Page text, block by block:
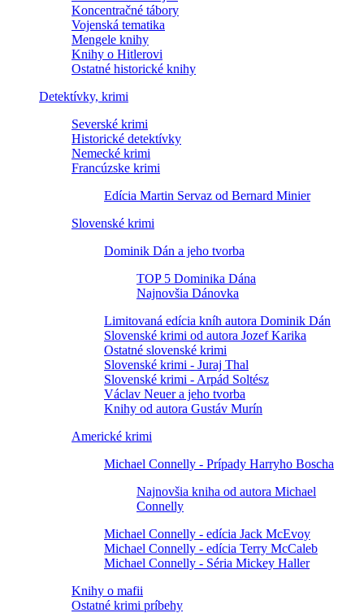
Koncentračné tábory
Vojenská tematika
Mengele knihy
Knihy o Hitlerovi
Ostatné historické knihy
Detektívky, krimi
Severské krimi
Historické detektívky
Nemecké krimi
Francúzske krimi
Edícia Martin Servaz od Bernard Minier
Slovenské krimi
Dominik Dán a jeho tvorba
TOP 5 Dominika Dána
Najnovšia Dánovka
Limitovaná edícia kníh autora Dominik Dán
Slovenské krimi od autora Jozef Karika
Ostatné slovenské krimi
Slovenské krimi - Juraj Thal
Slovenské krimi - Arpád Soltész
Václav Neuer a jeho tvorba
Knihy od autora Gustáv Murín
Americké krimi
Michael Connelly - Prípady Harryho Boscha
Najnovšia kniha od autora Michael
Connelly
Michael Connelly - edícia Jack McEvoy
Michael Connelly - edícia Terry McCaleb
Michael Connelly - Séria Mickey Haller
Knihy o mafii
Ostatné krimi príbehy